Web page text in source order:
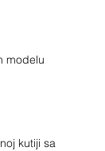
modelu
kutiji sa